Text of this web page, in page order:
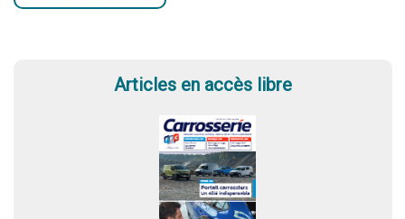
Articles en accès libre